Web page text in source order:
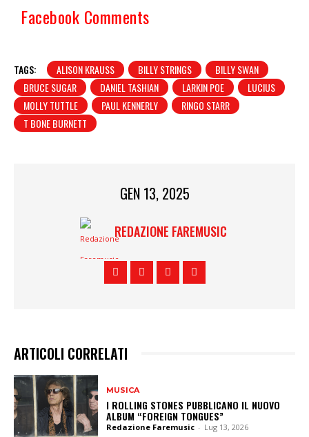
Facebook Comments
TAGS: ALISON KRAUSS BILLY STRINGS
BILLY SWAN
BRUCE SUGAR
DANIEL TASHIAN LARKIN POE
LUCIUS
MOLLY TUTTLE
PAUL KENNERLY
RINGO STARR
T BONE BURNETT
GEN 13, 2025
REDAZIONE FAREMUSIC
ARTICOLI CORRELATI
MUSICA
I ROLLING STONES PUBBLICANO IL NUOVO
ALBUM “FOREIGN TONGUES”
Redazione Faremusic - Lug 13, 2026